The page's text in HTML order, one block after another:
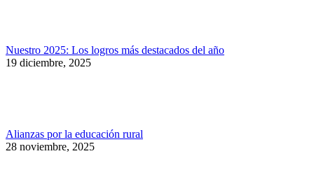
Nuestro 2025: Los logros más destacados del año
19 diciembre, 2025
Alianzas por la educación rural
28 noviembre, 2025